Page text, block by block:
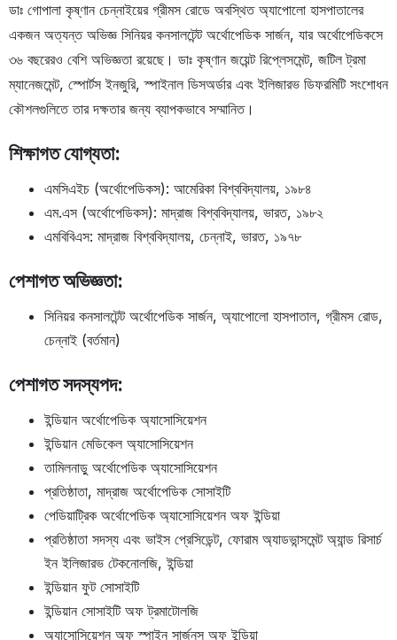
ডাঃ গোপালা কৃষ্ণান চেন্নাইয়ের গ্রীমস রোডে অবস্থিত অ্যাপোলো হাসপাতালের
একজন অত্যন্ত অভিজ্ঞ সিনিয়র কনসালটেন্ট অর্থোপেডিক সার্জন, যার অর্থোপেডিকসে
৩৬ বছরেরও বেশি অভিজ্ঞতা রয়েছে। ডাঃ কৃষ্ণান জয়েন্ট রিপ্লেসমেন্ট, জটিল ট্রমা
ম্যানেজমেন্ট, স্পোর্টস ইনজুরি, স্পাইনাল ডিসঅর্ডার এবং ইলিজারভ ডিফরমিটি সংশোধন
কৌশলগুলিতে তার দক্ষতার জন্য ব্যাপকভাবে সম্মানিত।
শিক্ষাগত যোগ্যতা:
এমসিএইচ (অর্থোপেডিকস): আমেরিকা বিশ্ববিদ্যালয়, ১৯৮৪
এম.এস (অর্থোপেডিকস): মাদ্রাজ বিশ্ববিদ্যালয়, ভারত, ১৯৮২
এমবিবিএস: মাদ্রাজ বিশ্ববিদ্যালয়, চেন্নাই, ভারত, ১৯৭৮
পেশাগত অভিজ্ঞতা:
সিনিয়র কনসালটেন্ট অর্থোপেডিক সার্জন, অ্যাপোলো হাসপাতাল, গ্রীমস রোড,
চেন্নাই (বর্তমান)
পেশাগত সদস্যপদ:
ইন্ডিয়ান অর্থোপেডিক অ্যাসোসিয়েশন
ইন্ডিয়ান মেডিকেল অ্যাসোসিয়েশন
তামিলনাড়ু অর্থোপেডিক অ্যাসোসিয়েশন
প্রতিষ্ঠাতা, মাদ্রাজ অর্থোপেডিক সোসাইটি
পেডিয়াট্রিক অর্থোপেডিক অ্যাসোসিয়েশন অফ ইন্ডিয়া
প্রতিষ্ঠাতা সদস্য এবং ভাইস প্রেসিডেন্ট, ফোরাম অ্যাডভান্সমেন্ট অ্যান্ড রিসার্চ
ইন ইলিজারভ টেকনোলজি, ইন্ডিয়া
ইন্ডিয়ান ফুট সোসাইটি
ইন্ডিয়ান সোসাইটি অফ ট্রমাটোলজি
অ্যাসোসিয়েশন অফ স্পাইন সার্জনস অফ ইন্ডিয়া